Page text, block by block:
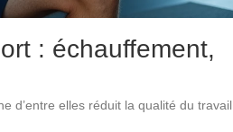
: échauffement,
d’entre elles réduit la qualité du travail